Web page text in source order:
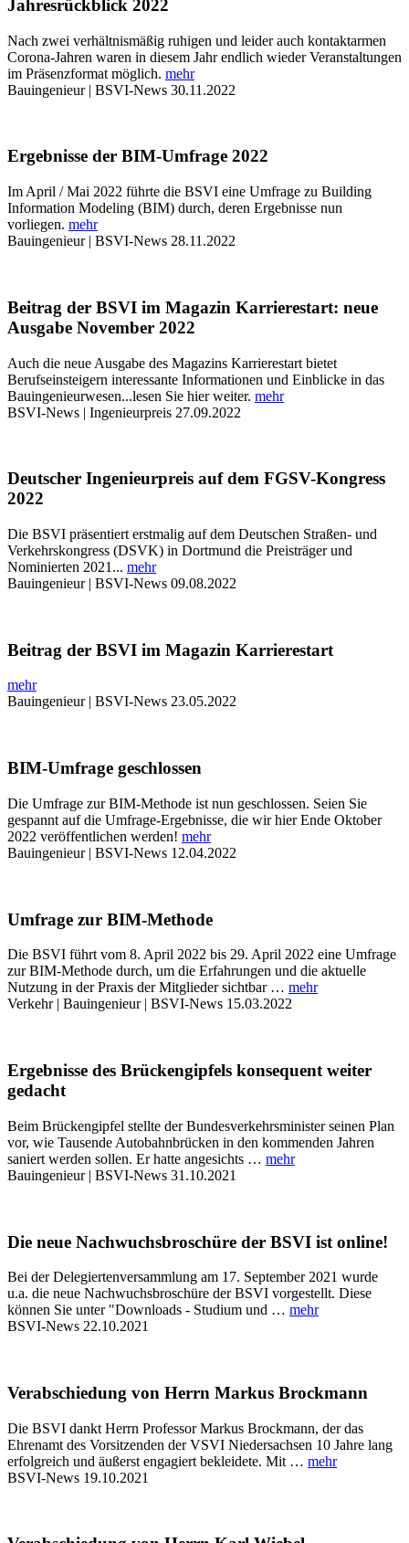
Jahresrückblick 2022
Nach zwei verhältnismäßig ruhigen und leider auch kontaktarmen
Corona-Jahren waren in diesem Jahr endlich wieder Veranstaltungen
im Präsenzformat möglich. mehr
Bauingenieur | BSVI-News 30.11.2022
Ergebnisse der BIM-Umfrage 2022
Im April / Mai 2022 führte die BSVI eine Umfrage zu Building
Information Modeling (BIM) durch, deren Ergebnisse nun
vorliegen. mehr
Bauingenieur | BSVI-News 28.11.2022
Beitrag der BSVI im Magazin Karrierestart: neue
Ausgabe November 2022
Auch die neue Ausgabe des Magazins Karrierestart bietet
Berufseinsteigern interessante Informationen und Einblicke in das
Bauingenieurwesen...lesen Sie hier weiter. mehr
BSVI-News | Ingenieurpreis 27.09.2022
Deutscher Ingenieurpreis auf dem FGSV-Kongress
2022
Die BSVI präsentiert erstmalig auf dem Deutschen Straßen- und
Verkehrskongress (DSVK) in Dortmund die Preisträger und
Nominierten 2021... mehr
Bauingenieur | BSVI-News 09.08.2022
Beitrag der BSVI im Magazin Karrierestart
mehr
Bauingenieur | BSVI-News 23.05.2022
BIM-Umfrage geschlossen
Die Umfrage zur BIM-Methode ist nun geschlossen. Seien Sie
gespannt auf die Umfrage-Ergebnisse, die wir hier Ende Oktober
2022 veröffentlichen werden! mehr
Bauingenieur | BSVI-News 12.04.2022
Umfrage zur BIM-Methode
Die BSVI führt vom 8. April 2022 bis 29. April 2022 eine Umfrage
zur BIM-Methode durch, um die Erfahrungen und die aktuelle
Nutzung in der Praxis der Mitglieder sichtbar … mehr
Verkehr | Bauingenieur | BSVI-News 15.03.2022
Ergebnisse des Brückengipfels konsequent weiter
gedacht
Beim Brückengipfel stellte der Bundesverkehrsminister seinen Plan
vor, wie Tausende Autobahnbrücken in den kommenden Jahren
saniert werden sollen. Er hatte angesichts … mehr
Bauingenieur | BSVI-News 31.10.2021
Die neue Nachwuchsbroschüre der BSVI ist online!
Bei der Delegiertenversammlung am 17. September 2021 wurde
u.a. die neue Nachwuchsbroschüre der BSVI vorgestellt. Diese
können Sie unter "Downloads - Studium und … mehr
BSVI-News 22.10.2021
Verabschiedung von Herrn Markus Brockmann
Die BSVI dankt Herrn Professor Markus Brockmann, der das
Ehrenamt des Vorsitzenden der VSVI Niedersachsen 10 Jahre lang
erfolgreich und äußerst engagiert bekleidete. Mit … mehr
BSVI-News 19.10.2021